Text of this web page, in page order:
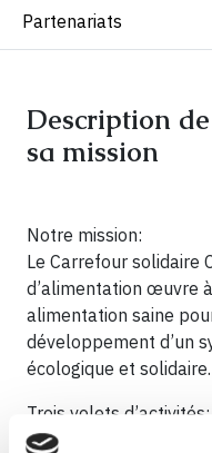
Partenariats
Description
sa mission
Notre mission:
Le Carrefour solidaire
d’alimentation œuvre
alimentation saine
développement d’un
écologique et solidaire.
Trois volets d’activités:
Améliorer l’accès à